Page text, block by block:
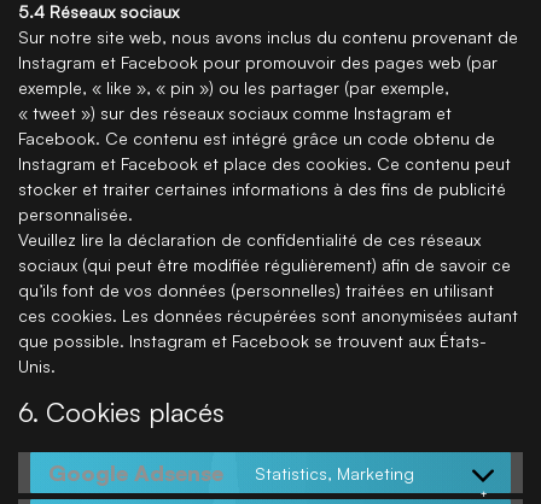
5.4 Réseaux sociaux
Sur notre site web, nous avons inclus du contenu provenant de
Instagram et Facebook pour promouvoir des pages web (par
exemple, « like », « pin ») ou les partager (par exemple,
« tweet ») sur des réseaux sociaux comme Instagram et
Facebook. Ce contenu est intégré grâce un code obtenu de
Instagram et Facebook et place des cookies. Ce contenu peut
stocker et traiter certaines informations à des fins de publicité
personnalisée.
Veuillez lire la déclaration de confidentialité de ces réseaux
sociaux (qui peut être modifiée régulièrement) afin de savoir ce
qu’ils font de vos données (personnelles) traitées en utilisant
ces cookies. Les données récupérées sont anonymisées autant
que possible. Instagram et Facebook se trouvent aux États-
Unis.
6. Cookies placés
Google Adsense Statistics, Marketing